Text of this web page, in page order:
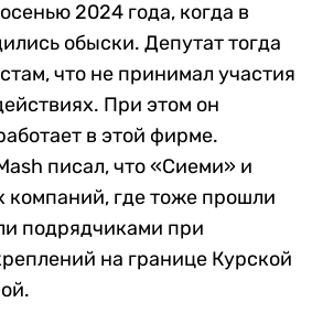
2024 года, когда в
обыски. Депутат тогда
что не принимал участия
При этом он
в этой фирме.
писал, что «Сиеми» и
компаний, где тоже прошли
подрядчиками при
на границе Курской